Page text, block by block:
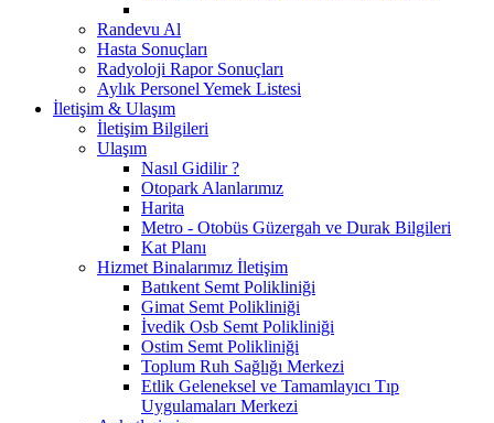
Randevu Al
Hasta Sonuçları
Radyoloji Rapor Sonuçları
Aylık Personel Yemek Listesi
İletişim & Ulaşım
İletişim Bilgileri
Ulaşım
Nasıl Gidilir ?
Otopark Alanlarımız
Harita
Metro - Otobüs Güzergah ve Durak Bilgileri
Kat Planı
Hizmet Binalarımız İletişim
Batıkent Semt Polikliniği
Gimat Semt Polikliniği
İvedik Osb Semt Polikliniği
Ostim Semt Polikliniği
Toplum Ruh Sağlığı Merkezi
Etlik Geleneksel ve Tamamlayıcı Tıp
Uygulamaları Merkezi